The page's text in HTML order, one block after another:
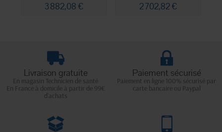
3 882,08 € 2 702,82 €
Livraison gratuite
En magasin Technicien de santé
En France à domicile à partir de 99€
d'achats
Paiement sécurisé
Paiement en ligne 100% sécurisé par
carte bancaire ou Paypal